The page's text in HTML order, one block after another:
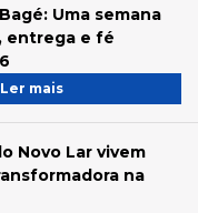
Uma semana
entrega e fé
Ler mais
Novo Lar vivem
na